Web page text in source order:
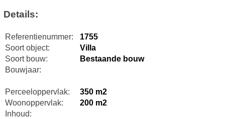
Details:
Referentienummer:
1755
Soort object:
Villa
Soort bouw:
Bestaande bouw
Bouwjaar:
Perceeloppervlak:
350 m2
Woonoppervlak:
200 m2
Inhoud: